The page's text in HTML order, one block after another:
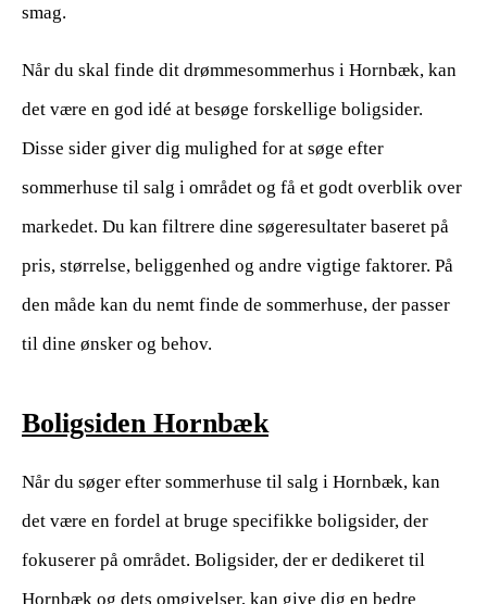
smag.
Når du skal finde dit drømmesommerhus i Hornbæk, kan
det være en god idé at besøge forskellige boligsider.
Disse sider giver dig mulighed for at søge efter
sommerhuse til salg i området og få et godt overblik over
markedet. Du kan filtrere dine søgeresultater baseret på
pris, størrelse, beliggenhed og andre vigtige faktorer. På
den måde kan du nemt finde de sommerhuse, der passer
til dine ønsker og behov.
Boligsiden Hornbæk
Når du søger efter sommerhuse til salg i Hornbæk, kan
det være en fordel at bruge specifikke boligsider, der
fokuserer på området. Boligsider, der er dedikeret til
Hornbæk og dets omgivelser, kan give dig en bedre